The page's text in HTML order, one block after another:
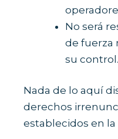
No será
de fuerza
su control.
Nada de lo aquí
derechos
establecidos en